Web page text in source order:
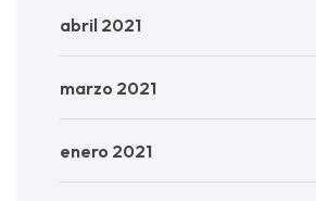
abril 2021
marzo 2021
enero 2021